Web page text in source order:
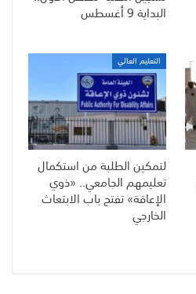
البداية 9 أغسطس
التعليم العالي
لتمكين الطلبة من استكمال
تعليمهم الجامعي.. «ذوي
الإعاقة» تفتح باب الابتعاث
الخارجي